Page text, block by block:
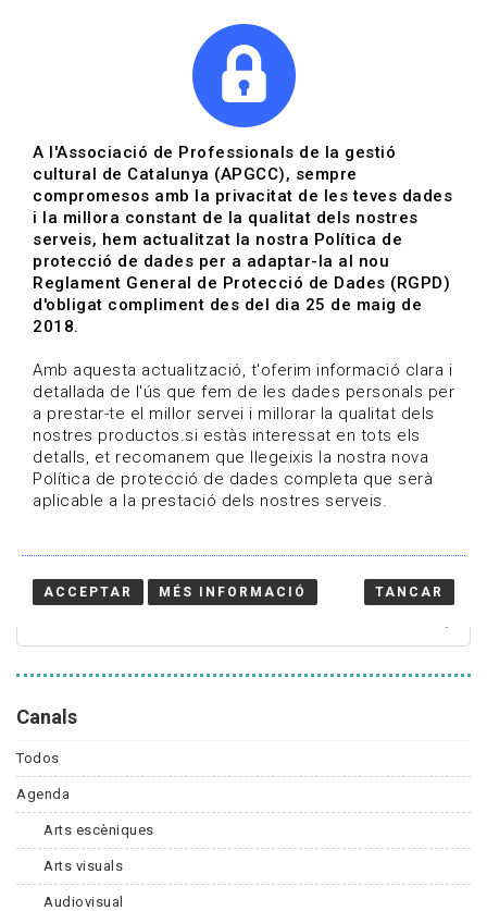
Actualitza't
Vols estar al dia?
HOME / BLOG
Estigues al dia
Convocatòries, activitats i notícies del sector de la
cultura.
Canals
Todos
Agenda
Arts escèniques
Arts visuals
Audiovisual
A l'Associació de Professionals de la gestió
cultural de Catalunya (APGCC), sempre
compromesos amb la privacitat de les teves dades
i la millora constant de la qualitat dels nostres
serveis, hem actualitzat la nostra Política de
protecció de dades per a adaptar-la al nou
Reglament General de Protecció de Dades (RGPD)
d'obligat compliment des del dia 25 de maig de
2018.
Amb aquesta actualització, t'oferim informació clara i
detallada de l'ús que fem de les dades personals per
a prestar-te el millor servei i millorar la qualitat dels
nostres productos.si estàs interessat en tots els
detalls, et recomanem que llegeixis la nostra nova
Política de protecció de dades completa que serà
aplicable a la prestació dels nostres serveis.
ACCEPTAR MÉS INFORMACIÓ TANCAR